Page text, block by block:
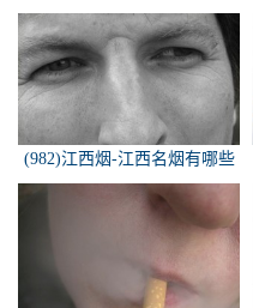
香烟是什么
(982)江西烟-江西名烟有哪些